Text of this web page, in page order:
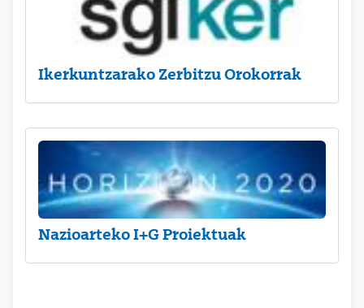
Ikerkuntzarako Zerbitzu Orokorrak
Nazioarteko I+G Proiektuak